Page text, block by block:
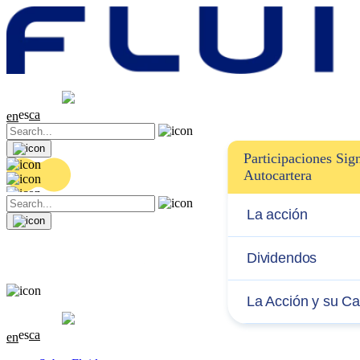
0.04 (+0.2%)
enesca
0.04 (+0.2%)
enesca
Participaciones
Autocartera
La acción
Dividendos
La Acción y su